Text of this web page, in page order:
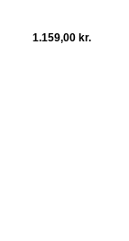
1.159,00 kr.